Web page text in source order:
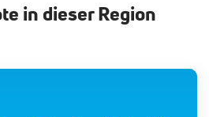
in dieser Region